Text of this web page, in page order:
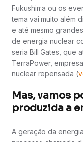
Fukushima ou os
tema vai muito além
e até mesmo
de energia nuclear
seria Bill Gates, que
TerraPower,
nuclear repensada (
Mas, vamos
produzida a
A geração da